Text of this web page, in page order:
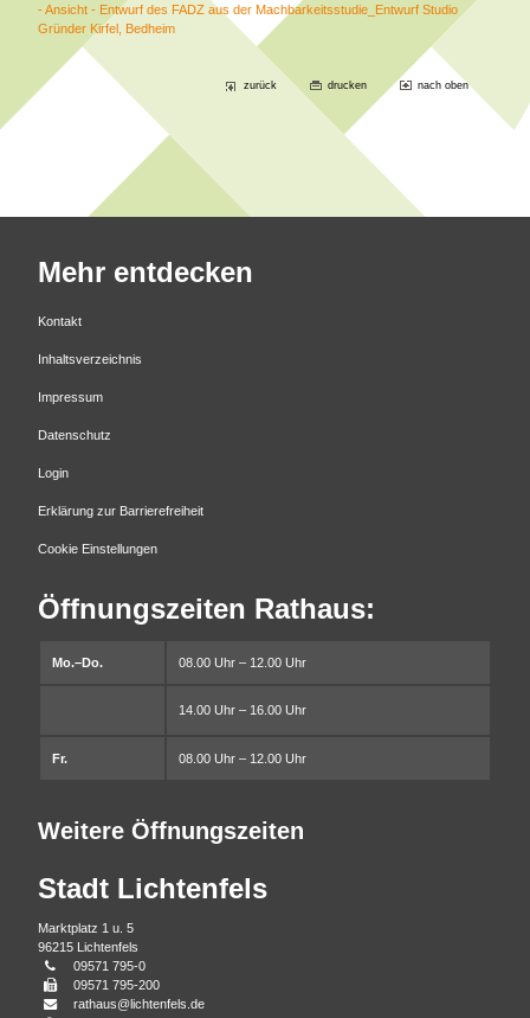
- Ansicht - Entwurf des FADZ aus der Machbarkeitsstudie_Entwurf Studio
Gründer Kirfel, Bedheim
zurück drucken nach oben
Mehr entdecken
Kontakt
Inhaltsverzeichnis
Impressum
Datenschutz
Login
Erklärung zur Barrierefreiheit
Cookie Einstellungen
Öffnungszeiten Rathaus:
Mo.–Do. 08.00 Uhr – 12.00 Uhr
14.00 Uhr – 16.00 Uhr
Fr. 08.00 Uhr – 12.00 Uhr
Weitere Öffnungszeiten
Stadt Lichtenfels
Marktplatz 1 u. 5
96215 Lichtenfels
Telefonnummer
09571 795-0
Faxnummer
09571 795-200
E-
rathaus@lichtenfels.de